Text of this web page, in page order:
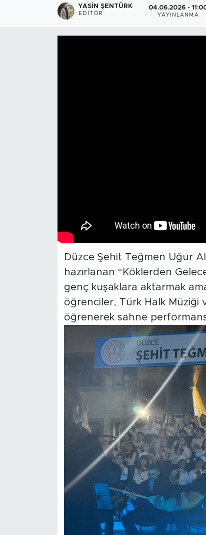
YASIN ŞENTÜRK
EDITÖR
04.06.2026 -
YAYINLANMA
Düzce Şehit Teğmen Uğur
hazırlanan “Köklerden
genç kuşaklara aktarmak
öğrenciler, Türk Halk Müziği
öğrenerek sahne